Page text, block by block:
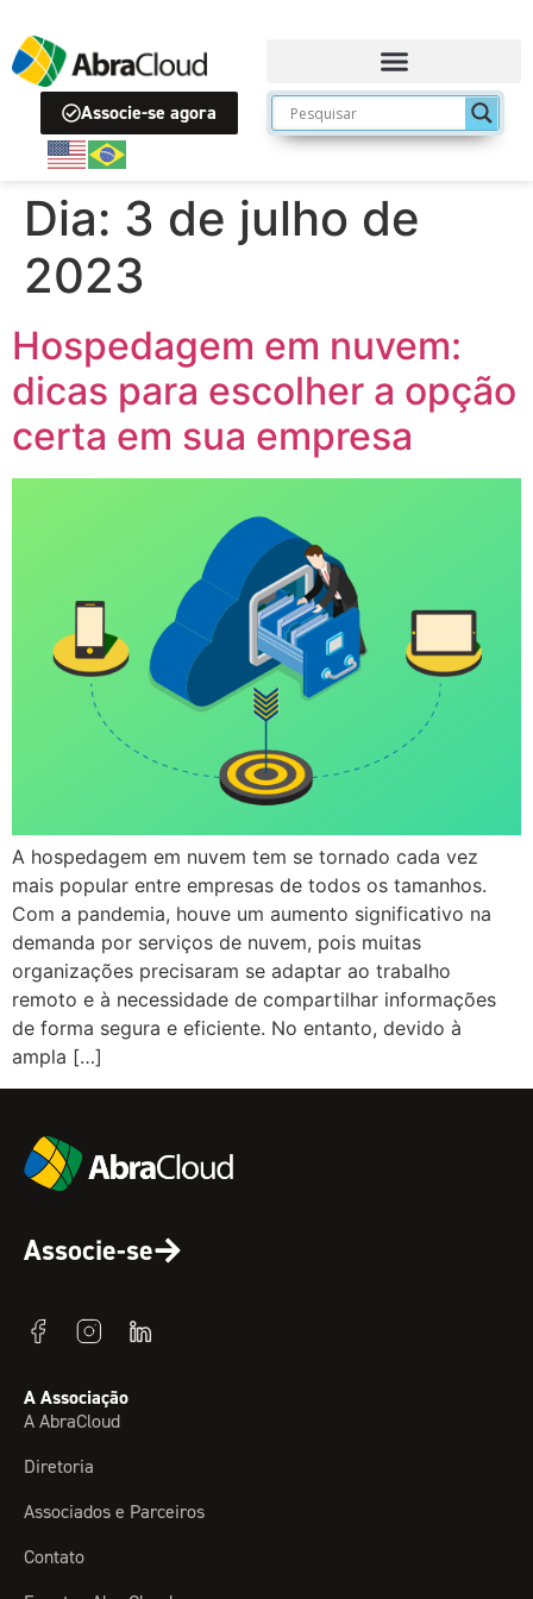
Associe-se agora
Dia: 3 de julho de
2023
Hospedagem em nuvem:
dicas para escolher a opção
certa em sua empresa
A hospedagem em nuvem tem se tornado cada vez
mais popular entre empresas de todos os tamanhos.
Com a pandemia, houve um aumento significativo na
demanda por serviços de nuvem, pois muitas
organizações precisaram se adaptar ao trabalho
remoto e à necessidade de compartilhar informações
de forma segura e eficiente. No entanto, devido à
ampla […]
Associe-se
A Associação
A AbraCloud
Diretoria
Associados e Parceiros
Contato